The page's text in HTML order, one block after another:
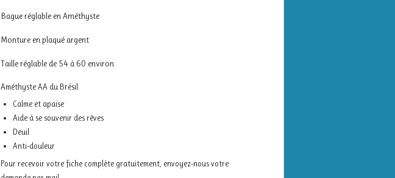
Bague réglable en Améthyste
Monture en plaqué argent
Taille réglable de 54 à 60 environ
Améthyste AA du Brésil
Calme et apaise
Aide à se souvenir des rêves
Deuil
Anti-douleur
Pour recevoir votre fiche complète gratuitement, envoyez-nous votre